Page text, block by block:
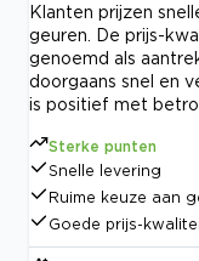
Klanten prijzen
geuren. De prijs-
genoemd als
doorgaans snel en
is positief met
Sterke punten
Snelle levering
Ruime keuze aan
Goede prijs-